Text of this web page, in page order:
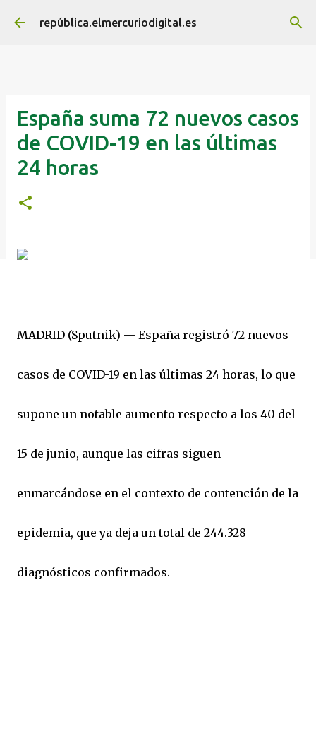
Ir al contenido principal
república.elmercuriodigital.es
España suma 72 nuevos casos
de COVID-19 en las últimas
24 horas
MADRID (Sputnik) — España registró 72 nuevos
casos de COVID-19 en las últimas 24 horas, lo que
supone un notable aumento respecto a los 40 del
15 de junio, aunque las cifras siguen
enmarcándose en el contexto de contención de la
epidemia, que ya deja un total de 244.328
diagnósticos confirmados.